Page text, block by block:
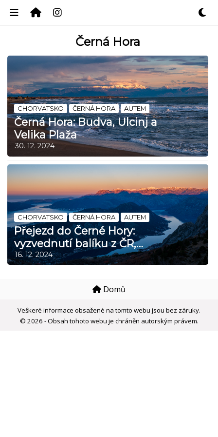
Černá Hora
CHORVATSKO ČERNÁ HORA AUTEM
Černá Hora: Budva, Ulcinj a
Velika Plaža
30. 12. 2024
CHORVATSKO ČERNÁ HORA AUTEM
Přejezd do Černé Hory:
vyzvednutí balíku z ČR,
Dubrovník, Kotorský záliv,
národní park Lovćen a město
16. 12. 2024
Domů
Veškeré informace obsažené na tomto webu jsou bez záruky.
© 2026 - Obsah tohoto webu je chráněn autorským právem.